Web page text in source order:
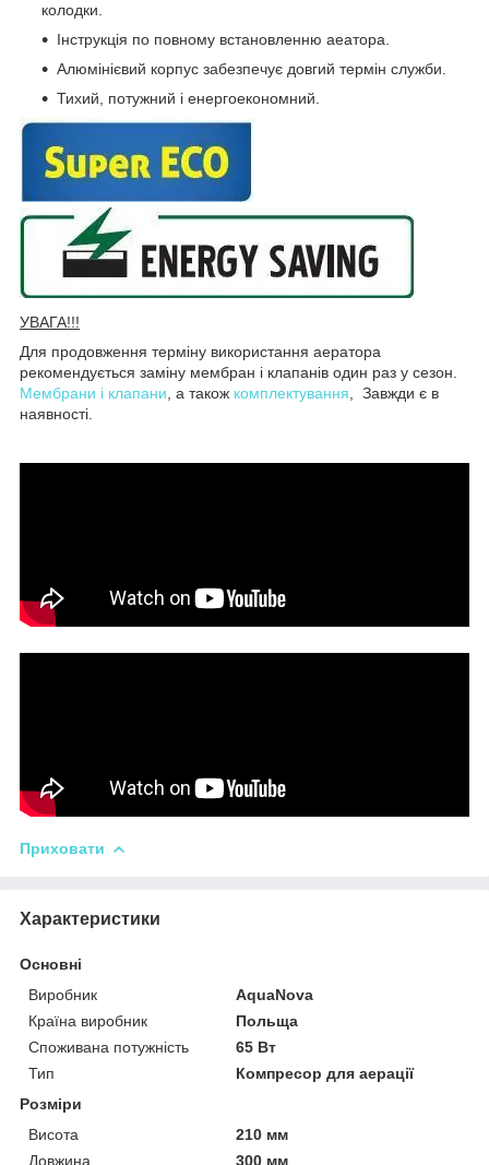
колодки.
Інструкція по повному встановленню аеатора.
Алюмінієвий корпус забезпечує довгий термін служби.
Тихий, потужний і енергоекономний.
УВАГА!!!
Для продовження терміну використання аератора
рекомендується заміну мембран і клапанів один раз у сезон.
Мембрани і клапани , а також комплектування , Завжди є в
наявності.
Приховати
Характеристики
Основні
Виробник
AquaNova
Країна виробник
Польща
Споживана потужність
65 Вт
Тип
Компресор для аерації
Розміри
Висота
210 мм
Довжина
300 мм